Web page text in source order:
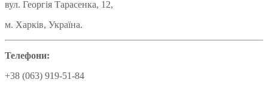
вул. Георгія Тарасенка, 12,
м. Харків, Україна.
Телефони:
+38 (063) 919-51-84